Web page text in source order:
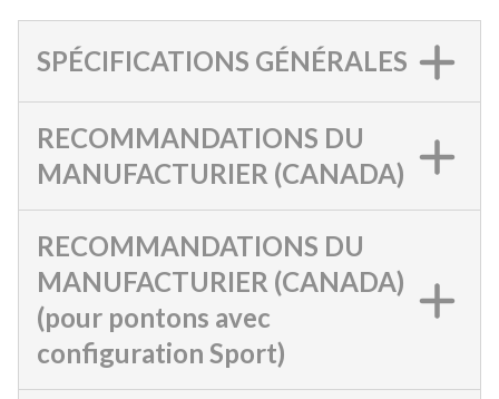
SPÉCIFICATIONS GÉNÉRALES
RECOMMANDATIONS DU
MANUFACTURIER (CANADA)
RECOMMANDATIONS DU
MANUFACTURIER (CANADA)
(pour pontons avec
configuration Sport)